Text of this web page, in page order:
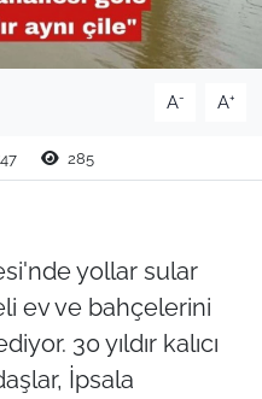
A- A+
285
yollar sular
ev ve bahçelerini
30 yıldır kalıcı
İpsala